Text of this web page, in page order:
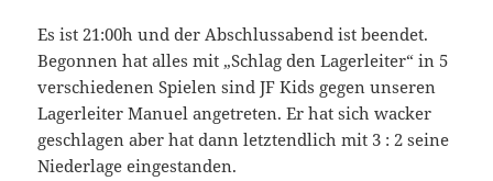
Es ist 21:00h und der Abschlussabend ist beendet.
Begonnen hat alles mit „Schlag den Lagerleiter“ in 5
verschiedenen Spielen sind JF Kids gegen unseren
Lagerleiter Manuel angetreten. Er hat sich wacker
geschlagen aber hat dann letztendlich mit 3 : 2 seine
Niederlage eingestanden.